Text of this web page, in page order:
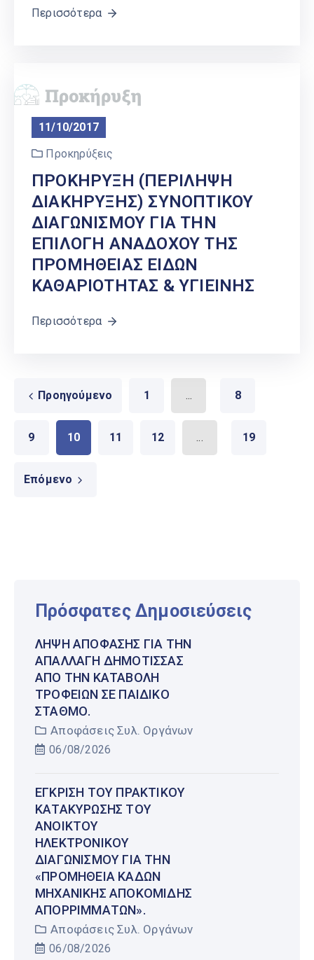
Περισσότερα
11/10/2017
Προκηρύξεις
ΠΡΟΚΗΡΥΞΗ (ΠΕΡΙΛΗΨΗ
ΔΙΑΚΗΡΥΞΗΣ) ΣΥΝΟΠΤΙΚΟΥ
ΔΙΑΓΩΝΙΣΜΟΥ ΓΙΑ ΤΗΝ
ΕΠΙΛΟΓΗ ΑΝΑΔΟΧΟΥ ΤΗΣ
ΠΡΟΜΗΘΕΙΑΣ ΕΙΔΩΝ
ΚΑΘΑΡΙΟΤΗΤΑΣ & ΥΓΙΕΙΝΗΣ
Περισσότερα
Προηγούμενο 1 ... 8
9 10 11 12 ... 19
Επόμενο
Πρόσφατες Δημοσιεύσεις
ΛΉΨΗ ΑΠΌΦΑΣΗΣ ΓΙΑ ΤΗΝ
ΑΠΑΛΛΑΓΉ ΔΗΜΌΤΙΣΣΑΣ
ΑΠΌ ΤΗΝ ΚΑΤΑΒΟΛΉ
ΤΡΟΦΕΊΩΝ ΣΕ ΠΑΙΔΙΚΌ
ΣΤΑΘΜΌ.
Αποφάσεις Συλ. Οργάνων
06/08/2026
ΈΓΚΡΙΣΗ ΤΟΥ ΠΡΑΚΤΙΚΟΎ
ΚΑΤΑΚΎΡΩΣΗΣ ΤΟΥ
ΑΝΟΙΚΤΟΎ
ΗΛΕΚΤΡΟΝΙΚΟΎ
ΔΙΑΓΩΝΙΣΜΟΎ ΓΙΑ ΤΗΝ
«ΠΡΟΜΉΘΕΙΑ ΚΆΔΩΝ
ΜΗΧΑΝΙΚΉΣ ΑΠΟΚΟΜΙΔΉΣ
ΑΠΟΡΡΙΜΜΆΤΩΝ».
Αποφάσεις Συλ. Οργάνων
06/08/2026